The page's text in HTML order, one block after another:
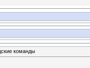
команды